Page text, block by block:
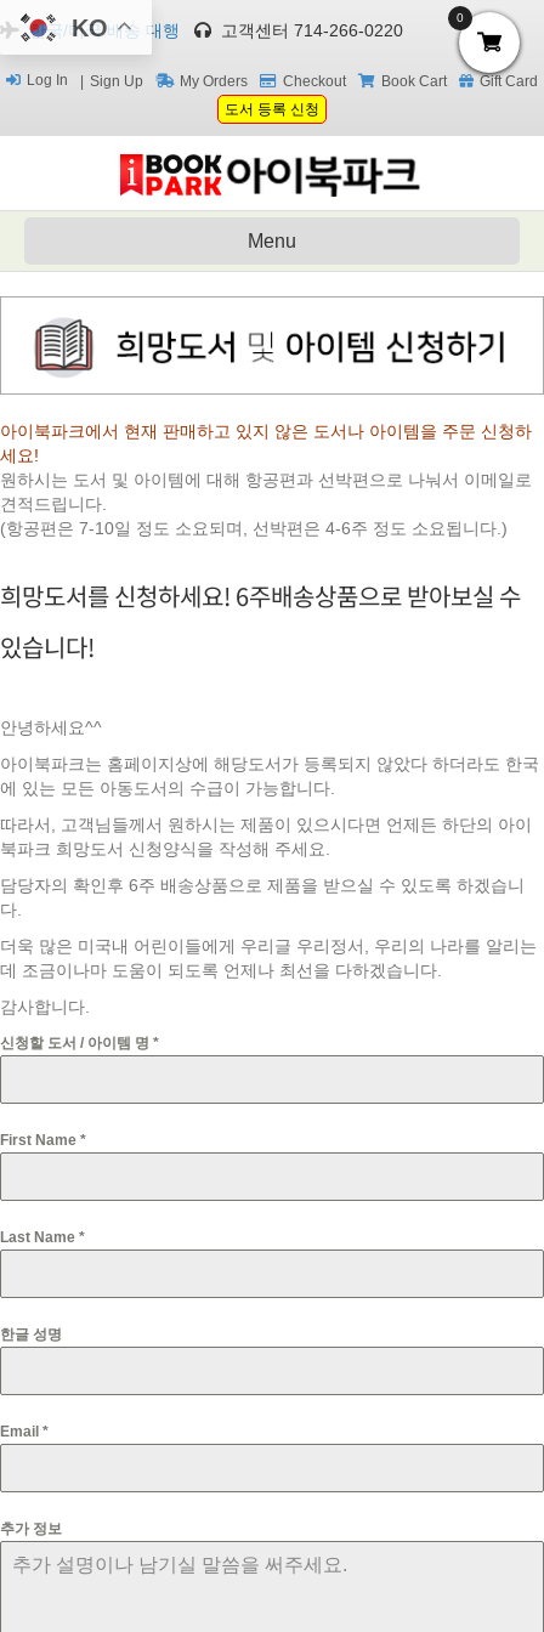
한국/미국 배송 대행 고객센터 714-266-0220
Log In Sign Up My Orders Checkout Book Cart
Gift Card
도서 등록 신청
Menu
아이북파크에서 현재 판매하고 있지 않은 도서나 아이템을 주문 신청하
세요!
원하시는 도서 및 아이템에 대해 항공편과 선박편으로 나눠서 이메일로
견적드립니다.
(항공편은 7-10일 정도 소요되며, 선박편은 4-6주 정도 소요됩니다.)
희망도서를 신청하세요! 6주배송상품으로 받아보실 수
있습니다!
안녕하세요^^
아이북파크는 홈페이지상에 해당도서가 등록되지 않았다 하더라도 한국
에 있는 모든 아동도서의 수급이 가능합니다.
따라서, 고객님들께서 원하시는 제품이 있으시다면 언제든 하단의 아이
북파크 희망도서 신청양식을 작성해 주세요.
담당자의 확인후 6주 배송상품으로 제품을 받으실 수 있도록 하겠습니
다.
더욱 많은 미국내 어린이들에게 우리글 우리정서, 우리의 나라를 알리는
데 조금이나마 도움이 되도록 언제나 최선을 다하겠습니다.
감사합니다.
신청할 도서 / 아이템 명 *
First Name *
Last Name *
한글 성명
Email *
추가 정보
KO 0